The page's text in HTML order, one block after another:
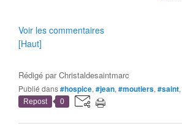
Voir les commentaires
[Haut]
Rédigé parChristaldesaintmarc
Publié dans#hospice, #jean, #moutiers, #saint,
Repost 0